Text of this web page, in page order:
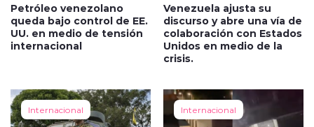
Petróleo venezolano
queda bajo control de EE.
UU. en medio de tensión
internacional
Venezuela ajusta su
discurso y abre una vía de
colaboración con Estados
Unidos en medio de la
crisis.
Internacional Internacional